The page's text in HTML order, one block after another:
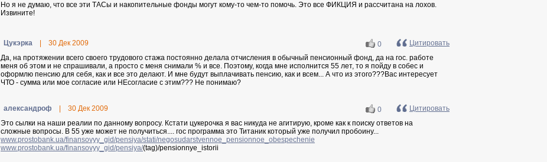
Но я не думаю, что все эти ТАСы и накопительные фонды могут кому-то чем-то помочь. Это все ФИКЦИЯ и рассчитана на лохов.
Извините!
Цyкэpкa 30 Дек 2009 0
Цитировать
Да, на протяжении всего своего трудового стажа постоянно делала отчисления в обычный пенсионный фонд, да на гос. работе
меня об этом и не спрашивали, а просто с меня снимали % и все. Поэтому, когда мне исполнится 55 лет, то я пойду в собес и
оформлю пенсию для себя, как и все это делают. И мне будут выплачивать пенсию, как и всем... А что из этого???Вас интересует
ЧТО - сумма или мое согласие или НЕсогласие с этим??? Не понимаю?
aлeкcaндpoф 30 Дек 2009 0
Цитировать
Это сылки на наши реалии по данному вопросу. Кстати цукерочка я вас никуда не агитирую, кроме как к поиску ответов на
сложные вопросы. В 55 уже может не получиться.... гос программа это Титаник который уже получил пробоину...
www.prostobank.ua/finansovyy_gid/pensiya/stati/negosudarstvennoe_pensionnoe_obespechenie
www.prostobank.ua/finansovyy_gid/pensiya/(tag)/pensionnye_istorii